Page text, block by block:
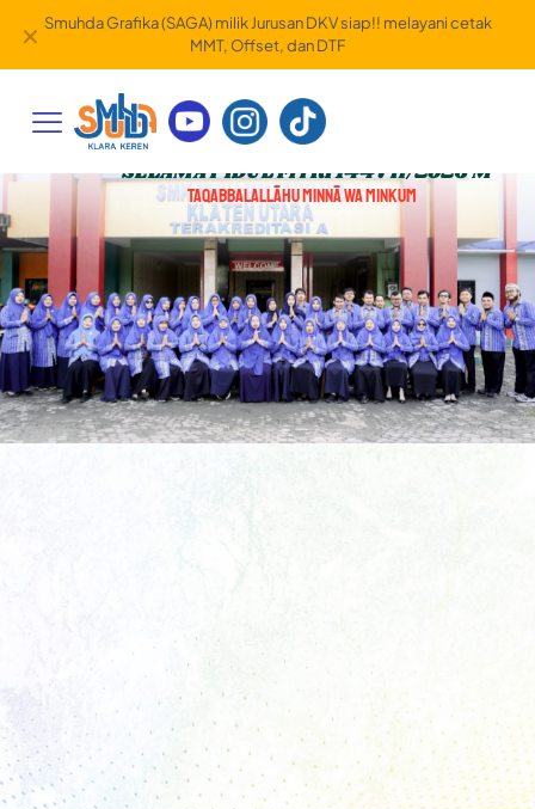
Smart Studio milik Jurusan DKV siap!! melayani dokumentasi
video maupun foto
✕
MPLS 2025